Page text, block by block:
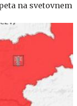
na svetovnem